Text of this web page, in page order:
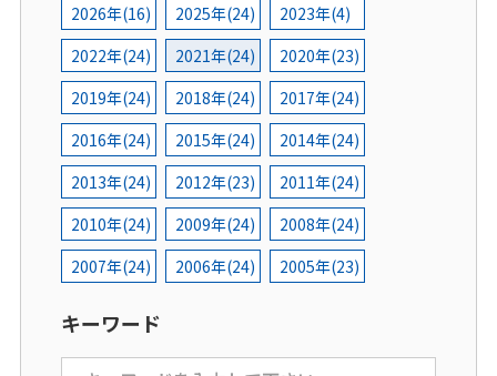
2026年(16) 2025年(24)
2023年(4)
2022年(24)
2021年(24)
2020年(23)
2019年(24)
2018年(24)
2017年(24)
2016年(24)
2015年(24)
2014年(24)
2013年(24)
2012年(23)
2011年(24)
2010年(24)
2009年(24)
2008年(24)
2007年(24)
2006年(24) 2005年(23)
キーワード